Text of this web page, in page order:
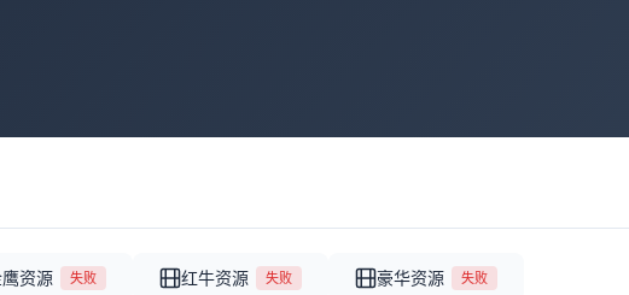
资源 失败 红牛资源 失败 豪华资源 失败